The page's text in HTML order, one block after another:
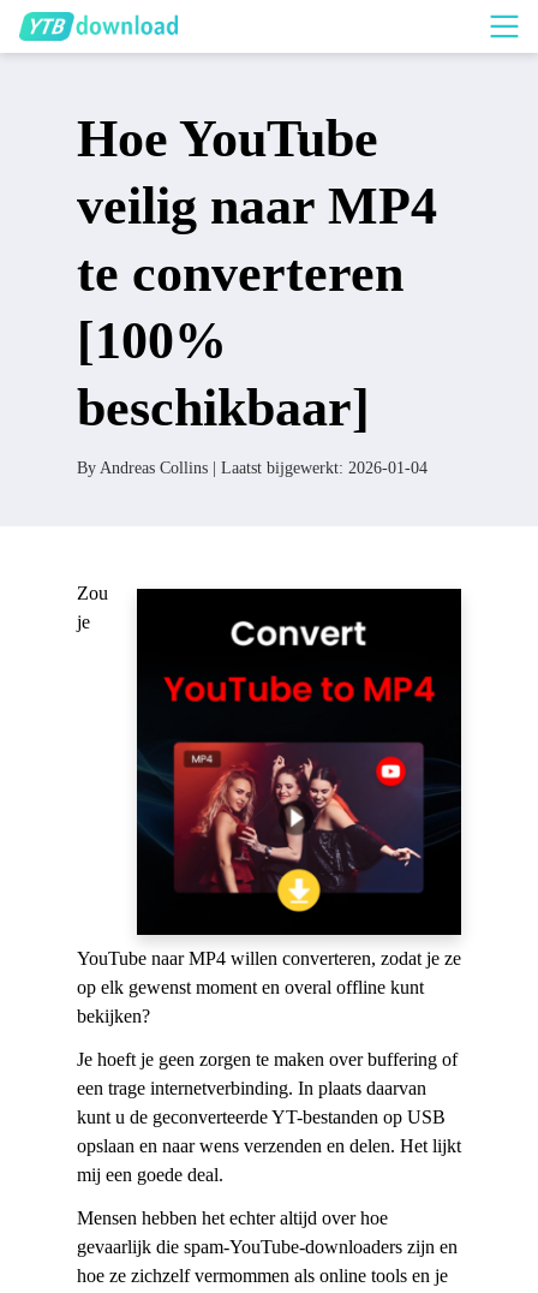
Hoe YouTube
veilig naar MP4
te converteren
[100%
beschikbaar]
By Andreas Collins | Laatst bijgewerkt: 2026-01-04
Zou
je
YouTube naar MP4 willen converteren, zodat je ze
op elk gewenst moment en overal offline kunt
bekijken?
Je hoeft je geen zorgen te maken over buffering of
een trage internetverbinding. In plaats daarvan
kunt u de geconverteerde YT-bestanden op USB
opslaan en naar wens verzenden en delen. Het lijkt
mij een goede deal.
Mensen hebben het echter altijd over hoe
gevaarlijk die spam-YouTube-downloaders zijn en
hoe ze zichzelf vermommen als online tools en je